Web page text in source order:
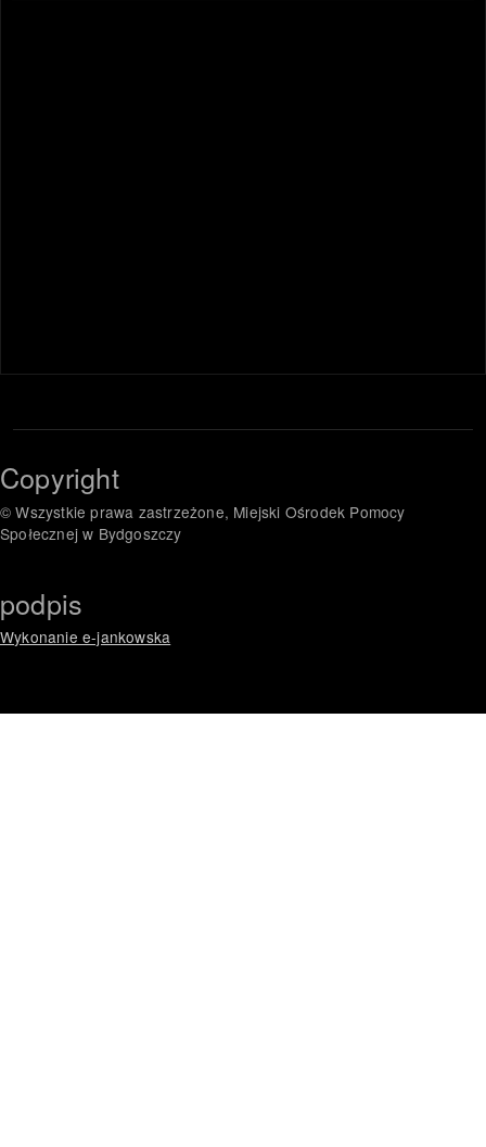
Copyright
© Wszystkie prawa zastrzeżone, Miejski Ośrodek Pomocy
Społecznej w Bydgoszczy
podpis
Wykonanie e-jankowska